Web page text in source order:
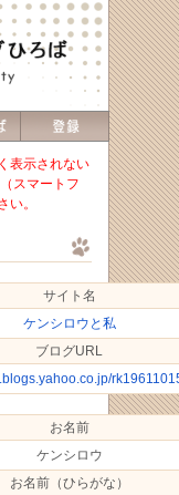
表示されない
スマートフ
い。
サイト名
ケンシロウと私
ブログURL
お名前
ケンシロウ
お名前（ひらがな）